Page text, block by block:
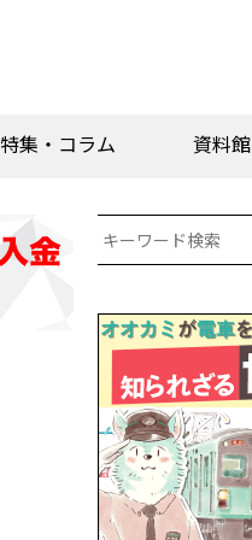
特集・コラム 資料館